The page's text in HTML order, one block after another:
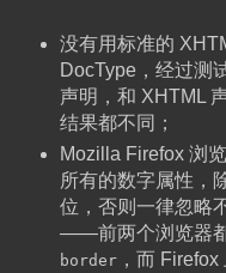
没有用标准的
DocType，经过测
声明，和 XHTML
结果都不同；
Mozilla Firefox 浏
所有的数字属性，
位，否则一律忽略
——前两个浏览器
border，而 Firefox